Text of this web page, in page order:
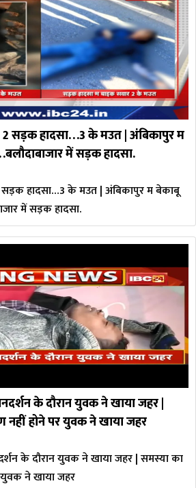
सड़क हादसा…3 के मउत | अंबिकापुर म
में सड़क हादसा.
हादसा…3 के मउत | अंबिकापुर म बेकाबू
में सड़क हादसा.
के दौरान युवक ने खाया जहर |
नहीं होने पर युवक ने खाया जहर
के दौरान युवक ने खाया जहर | समस्या का
युवक ने खाया जहर